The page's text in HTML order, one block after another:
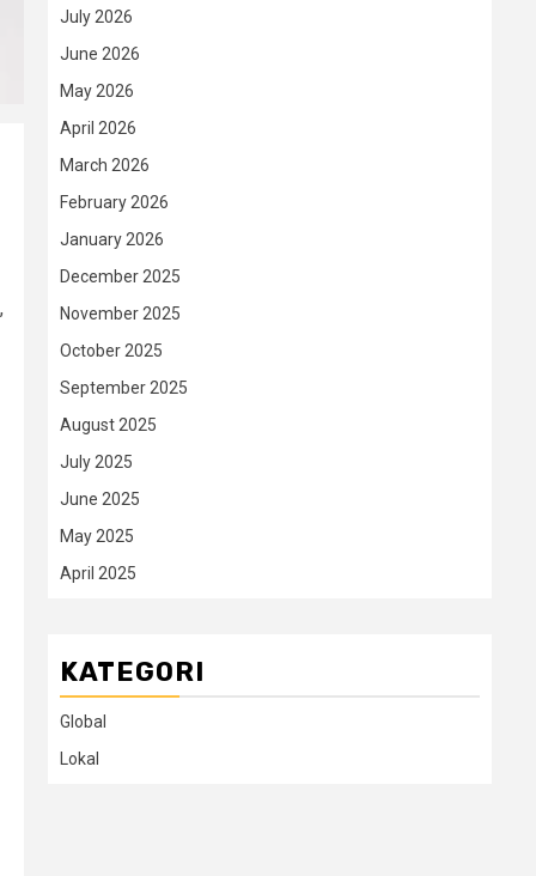
July 2026
June 2026
May 2026
April 2026
March 2026
February 2026
January 2026
December 2025
November 2025
October 2025
September 2025
August 2025
July 2025
June 2025
May 2025
April 2025
KATEGORI
Global
Lokal